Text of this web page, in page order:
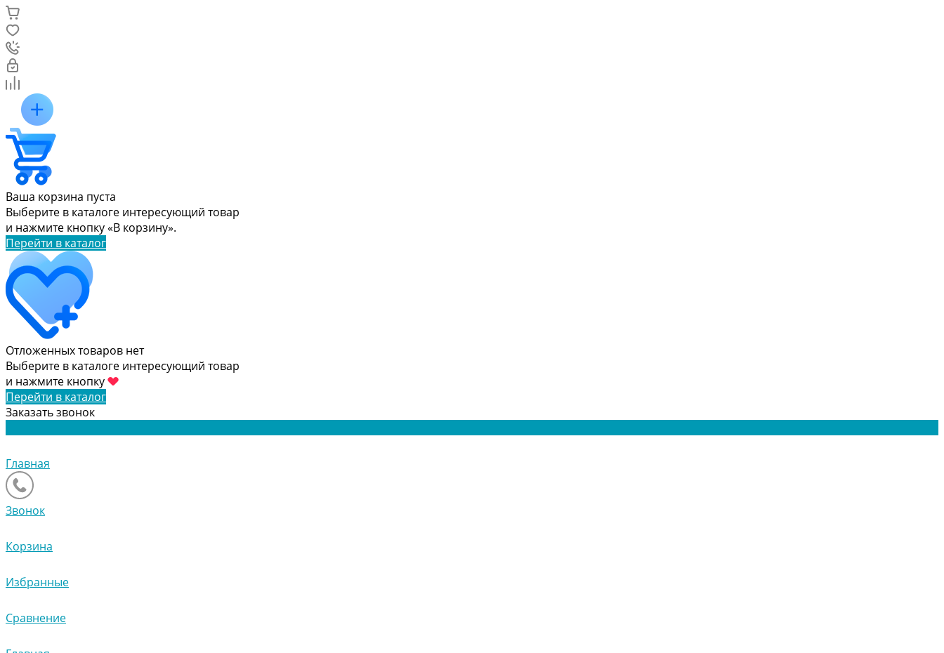
Ваша корзина пуста
Выберите в каталоге интересующий товар
и нажмите кнопку «В корзину».
Перейти в каталог
Отложенных товаров нет
Выберите в каталоге интересующий товар
и нажмите кнопку
Перейти в каталог
Заказать звонок
Главная
Звонок
Корзина
Избранные
Сравнение